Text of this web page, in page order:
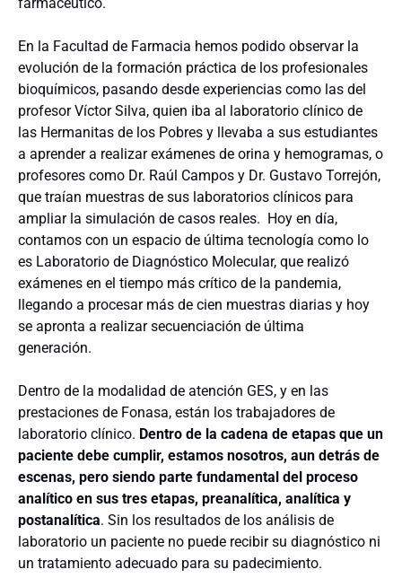
En la Facultad de Farmacia hemos podido observar la
evolución de la formación práctica de los profesionales
bioquímicos, pasando desde experiencias como las del
profesor Víctor Silva, quien iba al laboratorio clínico de
las Hermanitas de los Pobres y llevaba a sus estudiantes
a aprender a realizar exámenes de orina y hemogramas, o
profesores como Dr. Raúl Campos y Dr. Gustavo Torrejón,
que traían muestras de sus laboratorios clínicos para
ampliar la simulación de casos reales. Hoy en día,
contamos con un espacio de última tecnología como lo
es Laboratorio de Diagnóstico Molecular, que realizó
exámenes en el tiempo más crítico de la pandemia,
llegando a procesar más de cien muestras diarias y hoy
se apronta a realizar secuenciación de última
generación.
Dentro de la modalidad de atención GES, y en las
prestaciones de Fonasa, están los trabajadores de
laboratorio clínico. Dentro de la cadena de etapas que un
paciente debe cumplir, estamos nosotros, aun detrás de
escenas, pero siendo parte fundamental del proceso
analítico en sus tres etapas, preanalítica, analítica y
postanalítica. Sin los resultados de los análisis de
laboratorio un paciente no puede recibir su diagnóstico ni
un tratamiento adecuado para su padecimiento.